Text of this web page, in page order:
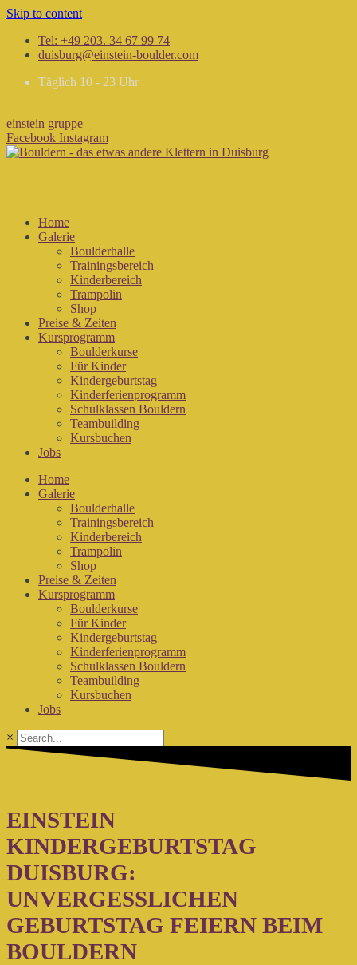
Skip to content
Tel: +49 203. 34 67 99 74
duisburg@einstein-boulder.com
Täglich 10 - 23 Uhr
einstein gruppe
Facebook Instagram
Home
Galerie
Boulderhalle
Trainingsbereich
Kinderbereich
Trampolin
Shop
Preise & Zeiten
Kursprogramm
Boulderkurse
Für Kinder
Kindergeburtstag
Kinderferienprogramm
Schulklassen Bouldern
Teambuilding
Kursbuchen
Jobs
Home
Galerie
Boulderhalle
Trainingsbereich
Kinderbereich
Trampolin
Shop
Preise & Zeiten
Kursprogramm
Boulderkurse
Für Kinder
Kindergeburtstag
Kinderferienprogramm
Schulklassen Bouldern
Teambuilding
Kursbuchen
Jobs
×
EINSTEIN
KINDERGEBURTSTAG
DUISBURG:
UNVERGESSLICHEN
GEBURTSTAG FEIERN BEIM
BOULDERN